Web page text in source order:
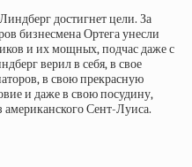
достигнет цели. За
бизнесмена Ортега унесли
и их мощных, подчас даже с
верил в себя, в свое
в свою прекрасную
и даже в свою посудину,
Сент-Луиса.